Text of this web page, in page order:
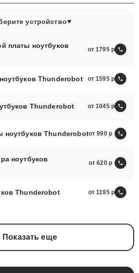
устройство
платы ноутбуков
от 1795
Thunderobot от 1595
Thunderobot от 1045
ноутбуков Thunderobotот 990
ноутбуков
от 620
Thunderobot от 1195
Показать еще